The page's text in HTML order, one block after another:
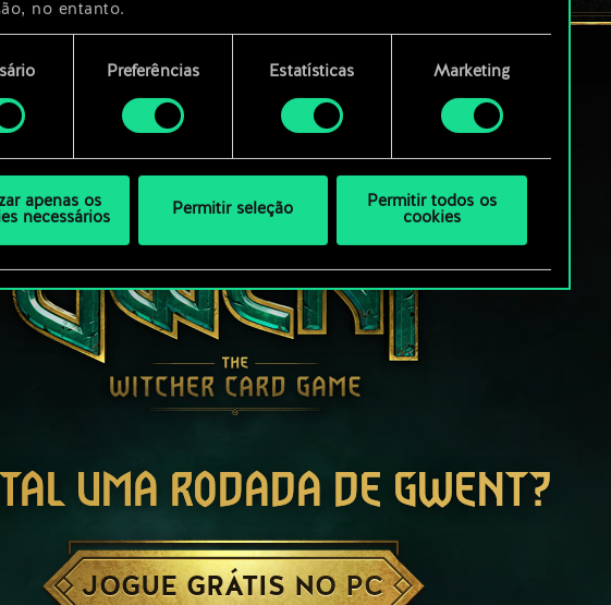
no entanto.
todos os detalhes sobre o uso de cookies e poderá
Preferências Estatísticas Marketing
apenas os
necessários
Permitir seleção
Permitir todos os
cookies
UMA RODADA DE GWENT?
JOGUE GRÁTIS NO PC